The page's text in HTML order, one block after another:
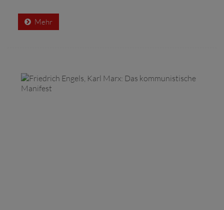
Mehr